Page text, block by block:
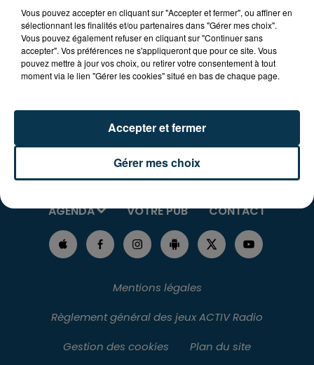
Infos surchorale-roanne.com
RADIO L'INFO JEUX
PODCASTS
AGENDA
VOTRE PUB CONTACT
Mentions légales
Règlement général des jeux ACTIV Radio
Gestion des cookies
Plan du site
Vous pouvez accepter en cliquant sur "Accepter et fermer", ou affiner en
sélectionnant les finalités et/ou partenaires dans "Gérer mes choix".
Vous pouvez également refuser en cliquant sur "Continuer sans
accepter". Vos préférences ne s'appliqueront que pour ce site. Vous
pouvez mettre à jour vos choix, ou retirer votre consentement à tout
moment via le lien "Gérer les cookies" situé en bas de chaque page.
Gérer mes choix
Accepter et fermer